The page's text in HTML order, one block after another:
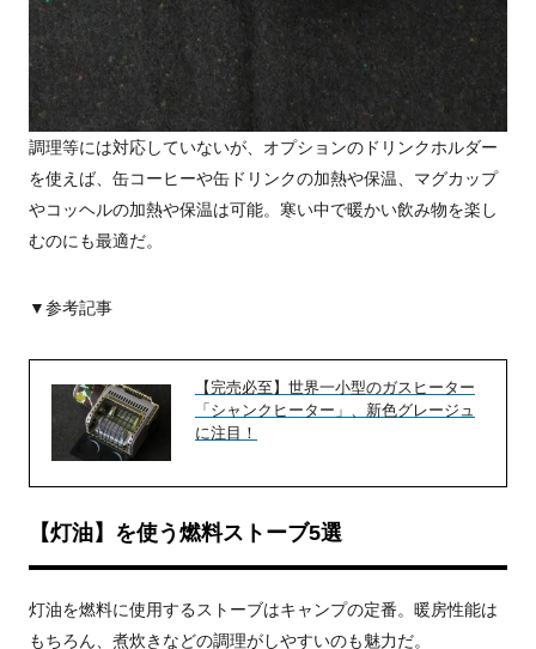
調理等には対応していないが、オプションのドリンクホルダー
を使えば、缶コーヒーや缶ドリンクの加熱や保温、マグカップ
やコッヘルの加熱や保温は可能。寒い中で暖かい飲み物を楽し
むのにも最適だ。
▼参考記事
【完売必至】世界一小型のガスヒーター
「シャンクヒーター」、新色グレージュ
に注目！
【灯油】を使う燃料ストーブ5選
灯油を燃料に使用するストーブはキャンプの定番。暖房性能は
もちろん、煮炊きなどの調理がしやすいのも魅力だ。